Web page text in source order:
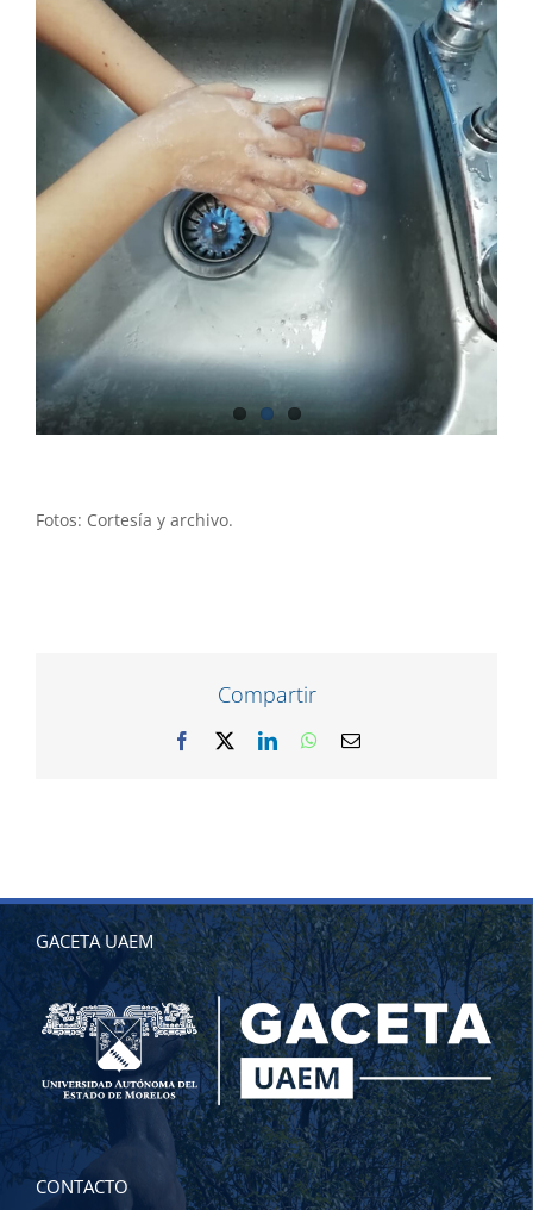
Fotos: Cortesía y archivo.
Compartir
Facebook LinkedInWhatsApp
Correo
GACETA UAEM
CONTACTO